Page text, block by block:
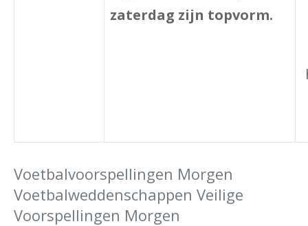
zaterdag zijn topvorm.
Voetbalvoorspellingen Morgen
Voetbalweddenschappen Veilige
Voorspellingen Morgen